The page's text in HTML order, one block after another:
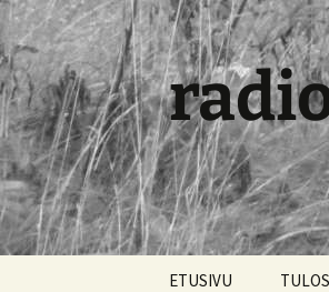
ETUSIVU